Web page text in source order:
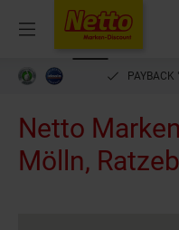
Menü
Netto
Mölln,